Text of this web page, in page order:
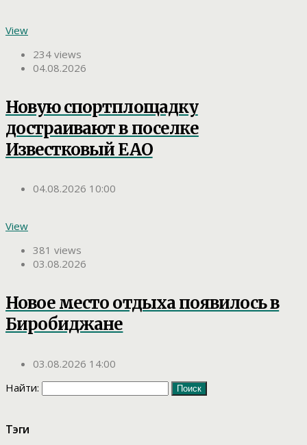
View
234 views
04.08.2026
Новую спортплощадку
достраивают в поселке
Известковый ЕАО
04.08.2026 10:00
View
381 views
03.08.2026
Новое место отдыха появилось в
Биробиджане
03.08.2026 14:00
Найти:
Тэги